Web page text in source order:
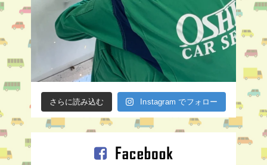
さらに読み込む Instagram でフォロー